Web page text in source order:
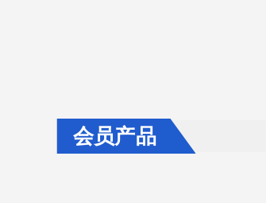
会员产品